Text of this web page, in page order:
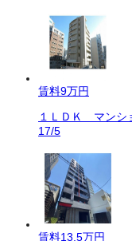
賃料9万円
１ＬＤＫ マンシ
17/5
賃料13.5万円